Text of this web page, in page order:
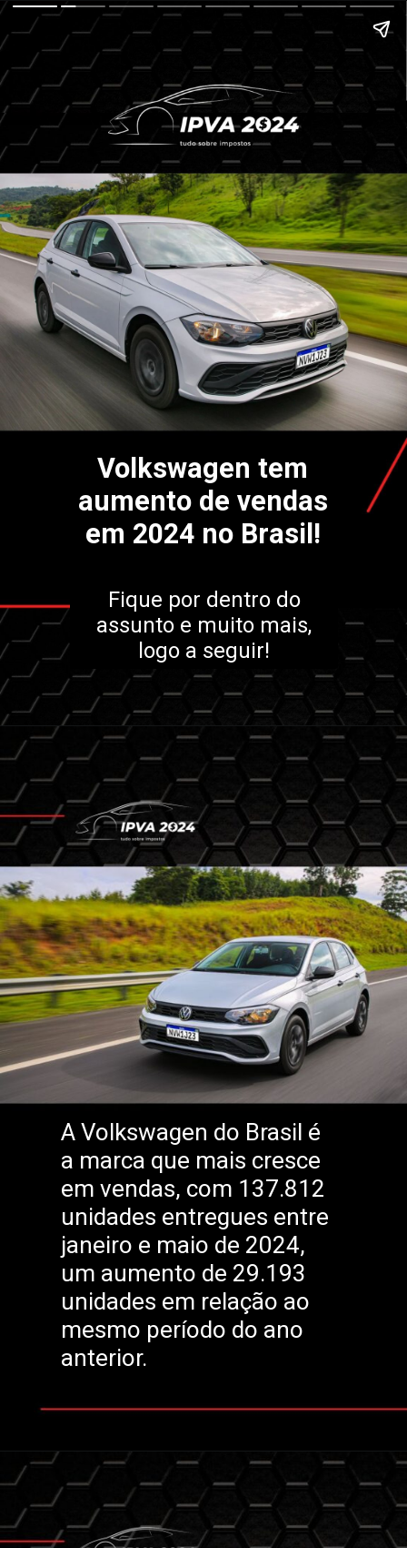
Volkswagen tem
aumento de vendas
em 2024 no Brasil!
Fique por dentro do
assunto e muito mais,
logo a seguir!
A Volkswagen do Brasil é
a marca que mais cresce
em vendas, com 137.812
unidades entregues entre
janeiro e maio de 2024,
um aumento de 29.193
unidades em relação ao
mesmo período do ano
anterior.